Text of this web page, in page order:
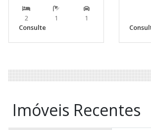
2 1
1
Consulte
Imóveis Recentes